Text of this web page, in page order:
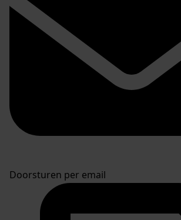
Doorsturen per email